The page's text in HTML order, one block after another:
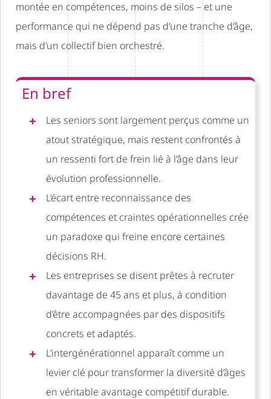
montée en compétences, moins de silos – et une
performance qui ne dépend pas d’une tranche d’âge,
mais d’un collectif bien orchestré.
En bref
Les seniors sont largement perçus comme un
atout stratégique, mais restent confrontés à
un ressenti fort de frein lié à l’âge dans leur
évolution professionnelle.
L’écart entre reconnaissance des
compétences et craintes opérationnelles crée
un paradoxe qui freine encore certaines
décisions RH.
Les entreprises se disent prêtes à recruter
davantage de 45 ans et plus, à condition
d’être accompagnées par des dispositifs
concrets et adaptés.
L’intergénérationnel apparaît comme un
levier clé pour transformer la diversité d’âges
en véritable avantage compétitif durable.